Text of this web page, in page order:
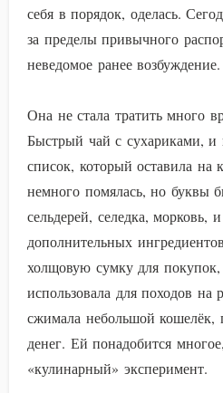
себя в порядок, оделась.
за пределы привычного
неведомое ранее возбуждение.
Она не стала тратить много
Быстрый чай с сухариками, и
список, который оставила на
немного помялась, но буквы
сельдерей, селедка,
дополнительных
холщовую сумку для
использовала для походов
сжимала небольшой кошелёк,
денег. Ей понадобится
«кулинарный» эксперимент.